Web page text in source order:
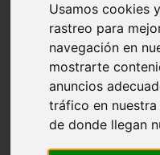
Usamos cookies
rastreo para
navegación en
mostrarte
anuncios
tráfico en
de donde llegan
c rio negro
c santa fe
c tierra de fuego
c tucuman
c zona austral
carmen
category
destinos
gijon